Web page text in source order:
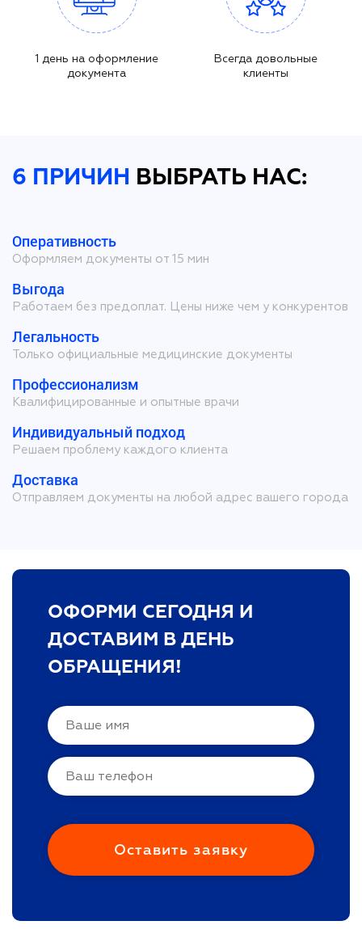
1 день на оформление
документа
Всегда довольные
клиенты
6 ПРИЧИН ВЫБРАТЬ НАС:
Оперативность
Оформляем документы от 15 мин
Выгода
Работаем без предоплат. Цены ниже чем у конкурентов
Легальность
Только официальные медицинские документы
Профессионализм
Квалифицированные и опытные врачи
Индивидуальный подход
Решаем проблему каждого клиента
Доставка
Отправляем документы на любой адрес вашего города
ОФОРМИ СЕГОДНЯ И
ДОСТАВИМ В ДЕНЬ
ОБРАЩЕНИЯ!